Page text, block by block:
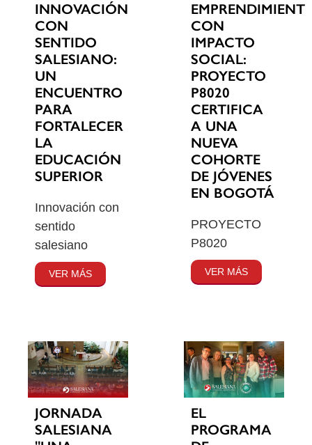
INNOVACIÓN
CON
SENTIDO
SALESIANO:
UN
ENCUENTRO
PARA
FORTALECER
LA
EDUCACIÓN
SUPERIOR
Innovación con
sentido
salesiano
VER MÁS
CON
IMPACTO
SOCIAL:
PROYECTO
P8020
CERTIFICA
A UNA
NUEVA
COHORTE
DE JÓVENES
EN BOGOTÁ
PROYECTO
P8020
VER MÁS
JORNADA
SALESIANA
EL
PROGRAMA